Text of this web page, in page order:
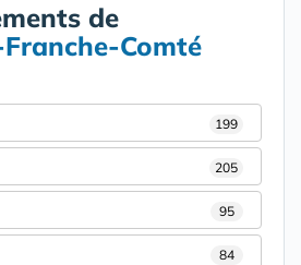
de
Comté
199
205
95
84